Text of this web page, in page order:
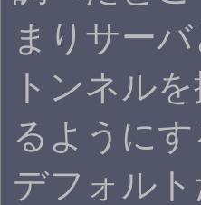
まりサー
トンネル
るように
デフォル